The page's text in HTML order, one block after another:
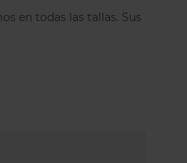
fácilmente para
en todas las tallas. Sus